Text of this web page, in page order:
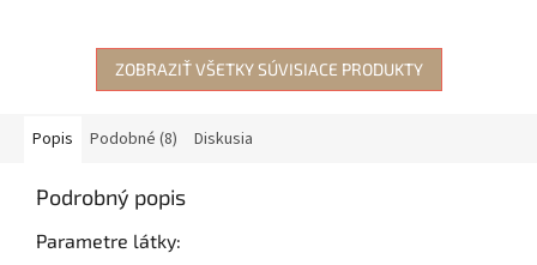
ZOBRAZIŤ VŠETKY SÚVISIACE PRODUKTY
Popis Podobné (8) Diskusia
Podrobný popis
Parametre látky: